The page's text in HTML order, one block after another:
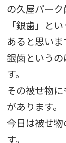
の久屋パー
「銀歯」と
あると思いま
銀歯という
す。
その被せ物
があります。
今日は被せ
す。